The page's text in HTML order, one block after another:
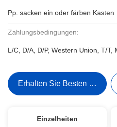
Pp. sacken ein oder färben Kasten
Zahlungsbedingungen:
L/C, D/A, D/P, Western Union, T/T,
Erhalten Sie Besten Preis
Einzelheiten